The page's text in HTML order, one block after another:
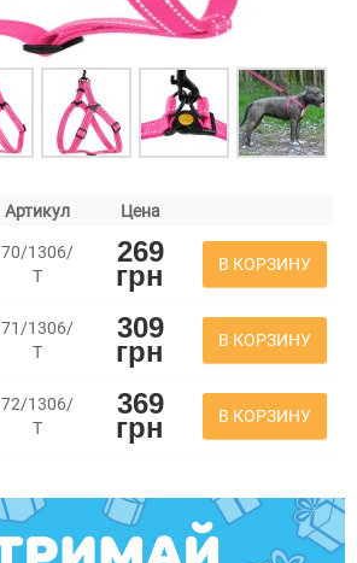
Артикул Цена
70/1306/
Т
269
грн В КОРЗИНУ
71/1306/
Т
309
грн В КОРЗИНУ
72/1306/
Т
369
грн В КОРЗИНУ